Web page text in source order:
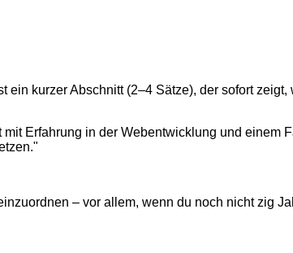
ein kurzer Abschnitt (2–4 Sätze), der sofort
Erfahrung in der Webentwicklung und
– vor allem, wenn du noch nicht zig